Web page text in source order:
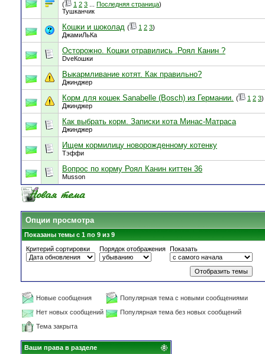
( 1 2 3 Последняя страница)
Тушканчик
Кошки и шоколад ( 1 2 3)
ДжамиЛьКа
Осторожно. Кошки отравились .Роял Канин ?
DveКошки
Выкармливание котят. Как правильно?
Джинджер
Корм для кошек Sanabelle (Bosch) из Германии. ( 1 2 3)
Джинджер
Как выбрать корм. Записки кота Минас-Матраса
Джинджер
Ищем кормилицу новорожденному котенку
Тэффи
Вопрос по корму Роял Канин киттен 36
Musson
Опции просмотра
Показаны темы с 1 по 9 из 9
Критерий сортировки
Порядок отображения Показать
Новые сообщения
Популярная тема с новыми сообщениями
Нет новых сообщений
Популярная тема без новых сообщений
Тема закрыта
Ваши права в разделе